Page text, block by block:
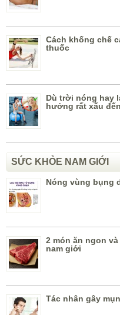
Cách khống chế
thuốc
Dù trời nóng hay
hưởng rất xấu
SỨC KHỎE NAM GIỚI
Nóng vùng bụng
2 món ăn ngon
nam giới
Tác nhân gây